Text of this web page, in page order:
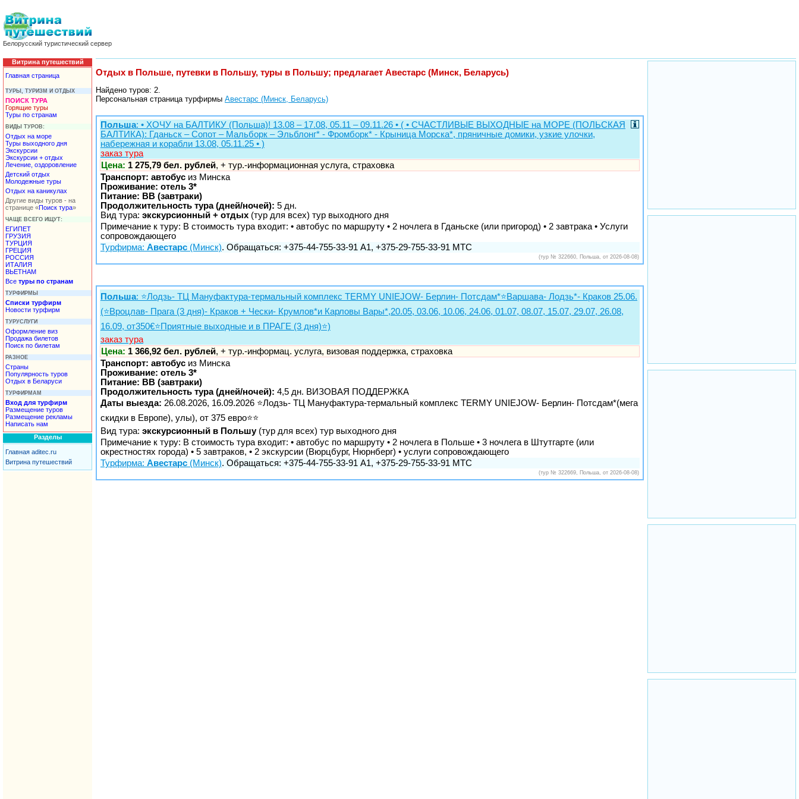
Белорусский туристический сервер
Витрина путешествий
Главная страница
ТУРЫ, ТУРИЗМ И ОТДЫХ
ПОИСК ТУРА
Горящие туры
Туры по странам
ВИДЫ ТУРОВ:
Отдых на море
Туры выходного дня
Экскурсии
Экскурсии + отдых
Лечение, оздоровление
Детский отдых
Молодежные туры
Отдых на каникулах
Другие виды туров - на
странице «Поиск тура»
ЧАЩЕ ВСЕГО ИЩУТ:
ЕГИПЕТ
ГРУЗИЯ
ТУРЦИЯ
ГРЕЦИЯ
РОССИЯ
ИТАЛИЯ
ВЬЕТНАМ
Все туры по странам
ТУРФИРМЫ
Списки турфирм
Новости турфирм
ТУРУСЛУГИ
Оформление виз
Продажа билетов
Поиск по билетам
РАЗНОЕ
Страны
Популярность туров
Отдых в Беларуси
ТУРФИРМАМ
Вход для турфирм
Размещение туров
Размещение рекламы
Написать нам
Разделы
Главная aditec.ru
Витрина путешествий
Отдых в Польше, путевки в Польшу, туры в Польшу; предлагает Авестарс (Минск, Беларусь)
Найдено туров: 2.
Персональная страница турфирмы Авестарс (Минск, Беларусь)
Польша: • ХОЧУ на БАЛТИКУ (Польша)! 13.08 – 17.08, 05.11 – 09.11.26 • ( • СЧАСТЛИВЫЕ ВЫХОДНЫЕ на МОРЕ (ПОЛЬСКАЯ
БАЛТИКА): Гданьск – Сопот – Мальборк – Эльблонг* - Фромборк* - Крыница Морска*, пряничные домики, узкие улочки,
набережная и корабли 13.08, 05.11.25 • )
заказ тура
Цена: 1 275,79 бел. рублей, + тур.-информационная услуга, страховка
Транспорт: автобус из Минска
Проживание: отель 3*
Питание: BB (завтраки)
Продолжительность тура (дней/ночей): 5 дн.
Вид тура: экскурсионный + отдых (тур для всех) тур выходного дня
Примечание к туру: В стоимость тура входит: • автобус по маршруту • 2 ночлега в Гданьске (или пригород) • 2 завтрака • Услуги
сопровождающего
Турфирма: Авестарс (Минск). Обращаться: +375-44-755-33-91 А1, +375-29-755-33-91 МТС
(тур № 322660, Польша, от 2026-08-08)
Польша: ⭐Лодзь- ТЦ Мануфактура-термальный комплекс TERMY UNIEJOW- Берлин- Потсдам*⭐Варшава- Лодзь*- Краков 25.06.
(⭐️Вроцлав- Прага (3 дня)- Краков + Чески- Крумлов*и Карловы Вары*,20.05, 03.06, 10.06, 24.06, 01.07, 08.07, 15.07, 29.07, 26.08,
16.09, от350€⭐️Приятные выходные и в ПРАГЕ (3 дня)⭐)
заказ тура
Цена: 1 366,92 бел. рублей, + тур.-информац. услуга, визовая поддержка, страховка
Транспорт: автобус из Минска
Проживание: отель 3*
Питание: BB (завтраки)
Продолжительность тура (дней/ночей): 4,5 дн. ВИЗОВАЯ ПОДДЕРЖКА
Даты выезда: 26.08.2026, 16.09.2026 ⭐Лодзь- ТЦ Мануфактура-термальный комплекс TERMY UNIEJOW- Берлин- Потсдам*(мега
скидки в Европе), улы), от 375 евро⭐⭐
Вид тура: экскурсионный в Польшу(тур для всех) тур выходного дня
Примечание к туру: В стоимость тура входит: • автобус по маршруту • 2 ночлега в Польше • 3 ночлега в Штутгарте (или
окрестностях города) • 5 завтраков, • 2 экскурсии (Вюрцбург, Нюрнберг) • услуги сопровождающего
Турфирма: Авестарс (Минск). Обращаться: +375-44-755-33-91 А1, +375-29-755-33-91 МТС
(тур № 322669, Польша, от 2026-08-08)